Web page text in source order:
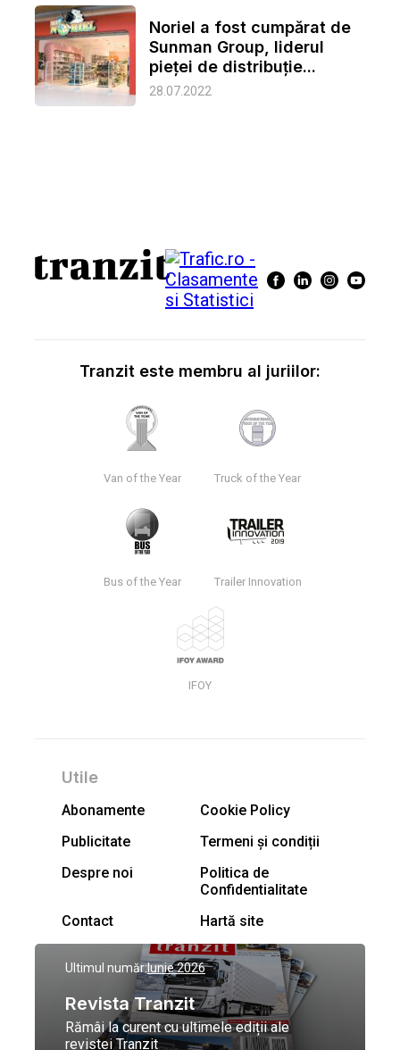
Noriel a fost cumpărat de
Sunman Group, liderul
pieței de distribuție...
28.07.2022
Tranzit este membru al juriilor:
Van of the Year Truck of the Year
Bus of the Year Trailer Innovation
IFOY
Utile
Abonamente
Cookie Policy
Publicitate
Termeni și condiții
Despre noi
Politica de
Confidentialitate
Contact
Hartă site
Ultimul număr:Iunie 2026
Revista Tranzit
Rămâi la curent cu ultimele ediții ale
revistei Tranzit